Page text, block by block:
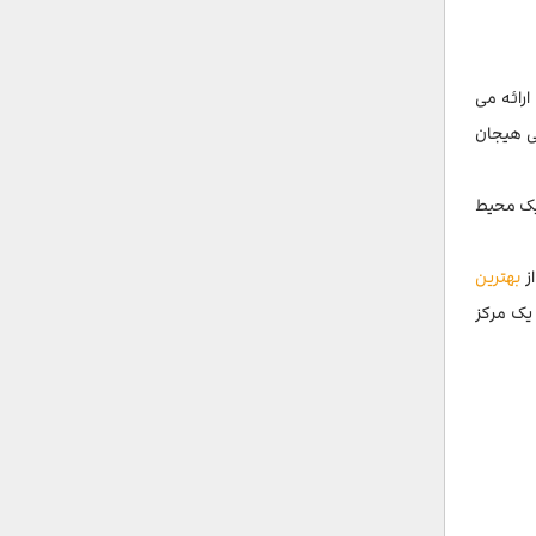
می
هیجان
یک محیط
بهترین
یک مرکز